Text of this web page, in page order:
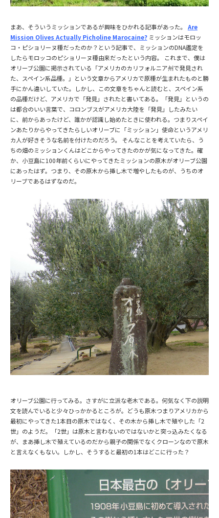
まあ、そういうミッションであるが興味をひかれる記事があった。
Are
Mission Olives Actually Picholine Marocaine? ミッションはモロッ
コ・ピショリーヌ種だったのか？という記事で、ミッションのDNA鑑定を
したらモロッコのピショリーヌ種由来だったという内容。 これまで、僕は
オリーブ公園に掲示されている「アメリカのカリフォルニア州で発見され
た、スペイン系品種。」という文章からアメリカで原種が生まれたものと勝
手にかん違いしていた。しかし、この文章をちゃんと読むと、スペイン系
の品種だけど、アメリカで「発見」されたと書いてある。「発見」というの
は都合のいい言葉で、コロンブスがアメリカ大陸を「発見」したみたい
に、前からあったけど、誰かが認識し始めたときに使われる。つまりスペイ
ンあたりからやってきたらしいオリーブに「ミッション」使命というアメリ
カ人が好きそうな名前を付けたのだろう。 そんなことを考えていたら、う
ちの畑のミッションくんはどこからやってきたのかが気になってきた。確
か、小豆島に100年前くらいにやってきたミッションの原木がオリーブ公園
にあったはず。つまり、その原木から挿し木で増やしたものが、うちのオ
リーブであるはずなのだ。
オリーブ公園に行ってみる。さすがに立派な老木である。何気なく下の説明
文を読んでいると少々ひっかかるところが。どうも原木つまりアメリカから
最初にやってきた1本目の原木ではなく、その木から挿し木で殖やした「2
世」のようだ。「2世」は原木と言わないのではないかと突っ込みたくなる
が、まあ挿し木で殖えているのだから親子の関係でなくクローンなので原木
と言えなくもない。しかし、そうすると最初の1本はどこに行った？